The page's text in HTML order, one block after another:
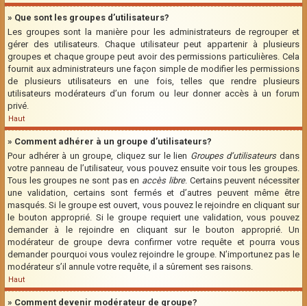
» Que sont les groupes d’utilisateurs?
Les groupes sont la manière pour les administrateurs de regrouper et
gérer des utilisateurs. Chaque utilisateur peut appartenir à plusieurs
groupes et chaque groupe peut avoir des permissions particulières. Cela
fournit aux administrateurs une façon simple de modifier les permissions
de plusieurs utilisateurs en une fois, telles que rendre plusieurs
utilisateurs modérateurs d’un forum ou leur donner accès à un forum
privé.
Haut
» Comment adhérer à un groupe d’utilisateurs?
Pour adhérer à un groupe, cliquez sur le lien Groupes d’utilisateursdans
votre panneau de l’utilisateur, vous pouvez ensuite voir tous les groupes.
Tous les groupes ne sont pas en accès libre. Certains peuvent nécessiter
une validation, certains sont fermés et d’autres peuvent même être
masqués. Si le groupe est ouvert, vous pouvez le rejoindre en cliquant sur
le bouton approprié. Si le groupe requiert une validation, vous pouvez
demander à le rejoindre en cliquant sur le bouton approprié. Un
modérateur de groupe devra confirmer votre requête et pourra vous
demander pourquoi vous voulez rejoindre le groupe. N’importunez pas le
modérateur s’il annule votre requête, il a sûrement ses raisons.
Haut
» Comment devenir modérateur de groupe?